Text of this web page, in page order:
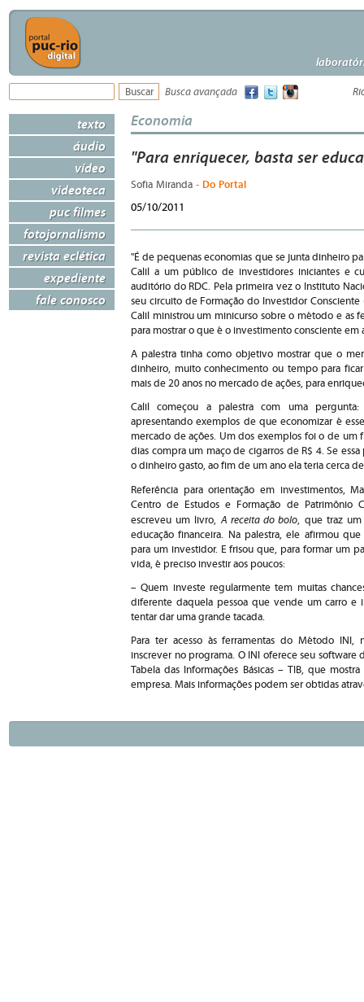
Busca avançada
texto
áudio
vídeo
videoteca
puc filmes
fotojornalismo
revista eclética
expediente
fale conosco
Economia
"Para enriquecer, basta ser
Sofia Miranda - Do Portal
05/10/2011
"É de pequenas economias que se junta dinheiro
Calil a um público de investidores iniciantes e
auditório do RDC. Pela primeira vez o Instituto
seu circuito de Formação do Investidor
Calil ministrou um minicurso sobre o método e as
para mostrar o que é o investimento consciente em
A palestra tinha como objetivo mostrar que o
dinheiro, muito conhecimento ou tempo para
mais de 20 anos no mercado de ações, para
Calil começou a palestra com uma pergunta:
apresentando exemplos de que economizar é
mercado de ações. Um dos exemplos foi o de um
dias compra um maço de cigarros de R$ 4. Se essa
o dinheiro gasto, ao fim de um ano ela teria cerca
Referência para orientação em investimentos,
Centro de Estudos e Formação de Patrimônio
escreveu um livro,A receita do bolo, que traz um
educação financeira. Na palestra, ele afirmou
para um investidor. E frisou que, para formar um
vida, é preciso investir aos poucos:
– Quem investe regularmente tem muitas
diferente daquela pessoa que vende um carro e
tentar dar uma grande tacada.
Para ter acesso às ferramentas do Método INI,
inscrever no programa. O INI oferece seu software
Tabela das Informações Básicas – TIB, que
empresa. Mais informações podem ser obtidas